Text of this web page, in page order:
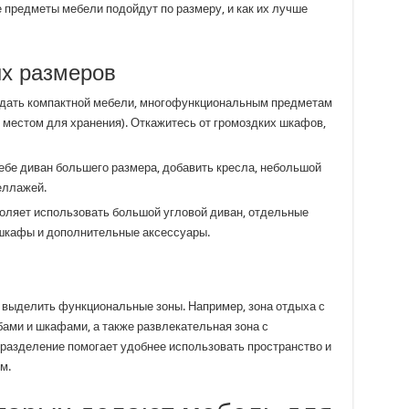
предметы мебели подойдут по размеру, и как их лучше
размеров
компактной мебели, многофункциональным предметам
для хранения). Откажитесь от громоздких шкафов,
диван большего размера, добавить кресла, небольшой
использовать большой угловой диван, отдельные
и дополнительные аксессуары.
функциональные зоны. Например, зона отдыха с
и шкафами, а также развлекательная зона с
помогает удобнее использовать пространство и